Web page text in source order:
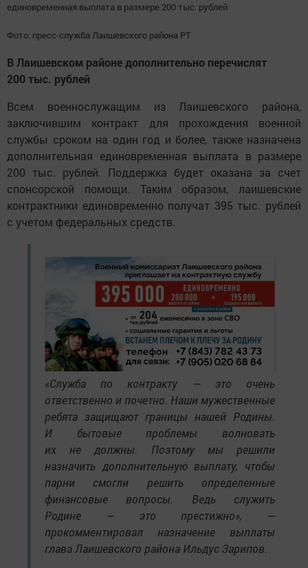
единовременная выплата в размере 200 тыс. рублей
Фото: пресс-служба Лаишевского района РТ
В Лаишевском районе дополнительно перечислят
200 тыс. рублей
Всем военнослужащим из Лаишевского района,
заключившим контракт для прохождения военной
службы сроком на один год и более, также назначена
дополнительная единовременная выплата в размере
200 тыс. рублей. Поддержка будет оказана за счет
спонсорской помощи. Таким образом, лаишевские
контрактники единовременно получат 395 тыс. рублей
с учетом федеральных средств.
«Служба по контракту — это очень
ответственно и почетно. Наши мужественные
ребята защищают границы нашей Родины.
И бытовые проблемы волновать
их не должны. Поэтому мы решили
назначить дополнительную выплату, чтобы
парни смогли решить определенные
финансовые вопросы. Ведь служить
Родине — это престижно», —
прокомментировал назначение выплаты
глава Лаишевского района Ильдус Зарипов.